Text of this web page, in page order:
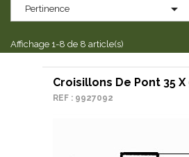
Pertinence 
Affichage 1-8 de 8 article(s)
Croisillons De Pont 35 X
REF : 9927092